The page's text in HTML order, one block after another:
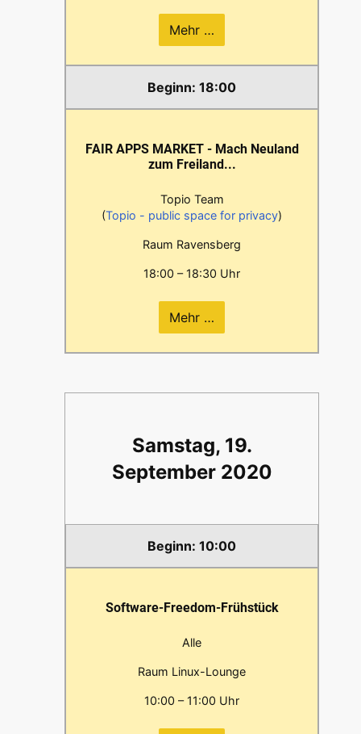
Mehr …
18:00
FAIR APPS MARKET - Mach Neuland
zum Freiland...
Topio Team
(Topio - public space for privacy)
Raum Ravensberg
18:00 – 18:30 Uhr
Mehr …
Samstag, 19.
September 2020
10:00
Software-Freedom-Frühstück
Alle
Raum Linux-Lounge
10:00 – 11:00 Uhr